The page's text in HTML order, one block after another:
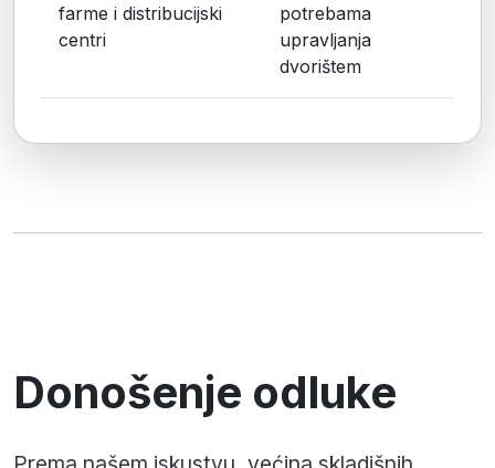
farme i distribucijski
centri
potrebama
upravljanja
dvorištem
Donošenje odluke